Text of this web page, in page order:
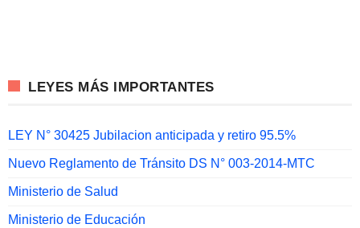
LEYES MÁS IMPORTANTES
LEY N° 30425 Jubilacion anticipada y retiro 95.5%
Nuevo Reglamento de Tránsito DS N° 003-2014-MTC
Ministerio de Salud
Ministerio de Educación